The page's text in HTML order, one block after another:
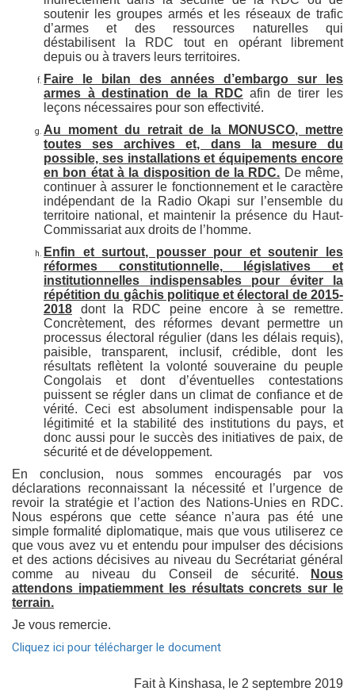
soutenir les groupes armés et les réseaux de trafic
d’armes et des ressources naturelles qui
déstabilisent la RDC tout en opérant librement
depuis ou à travers leurs territoires.
Faire le bilan des années d’embargo sur les
armes à destination de la RDC afin de tirer les
leçons nécessaires pour son effectivité.
Au moment du retrait de la MONUSCO, mettre
toutes ses archives et, dans la mesure du
possible, ses installations et équipements encore
en bon état à la disposition de la RDC. De même,
continuer à assurer le fonctionnement et le caractère
indépendant de la Radio Okapi sur l’ensemble du
territoire national, et maintenir la présence du Haut-
Commissariat aux droits de l’homme.
Enfin et surtout, pousser pour et soutenir les
réformes constitutionnelle, législatives et
institutionnelles indispensables pour éviter la
répétition du gâchis politique et électoral de 2015-
2018 dont la RDC peine encore à se remettre.
Concrètement, des réformes devant permettre un
processus électoral régulier (dans les délais requis),
paisible, transparent, inclusif, crédible, dont les
résultats reflètent la volonté souveraine du peuple
Congolais et dont d’éventuelles contestations
puissent se régler dans un climat de confiance et de
vérité. Ceci est absolument indispensable pour la
légitimité et la stabilité des institutions du pays, et
donc aussi pour le succès des initiatives de paix, de
sécurité et de développement.
En conclusion, nous sommes encouragés par vos
déclarations reconnaissant la nécessité et l’urgence de
revoir la stratégie et l’action des Nations-Unies en RDC.
Nous espérons que cette séance n’aura pas été une
simple formalité diplomatique, mais que vous utiliserez ce
que vous avez vu et entendu pour impulser des décisions
et des actions décisives au niveau du Secrétariat général
comme au niveau du Conseil de sécurité.
Nous
attendons impatiemment les résultats concrets sur le
terrain.
Je vous remercie.
Cliquez ici pour télécharger le document
Fait à Kinshasa, le 2 septembre 2019